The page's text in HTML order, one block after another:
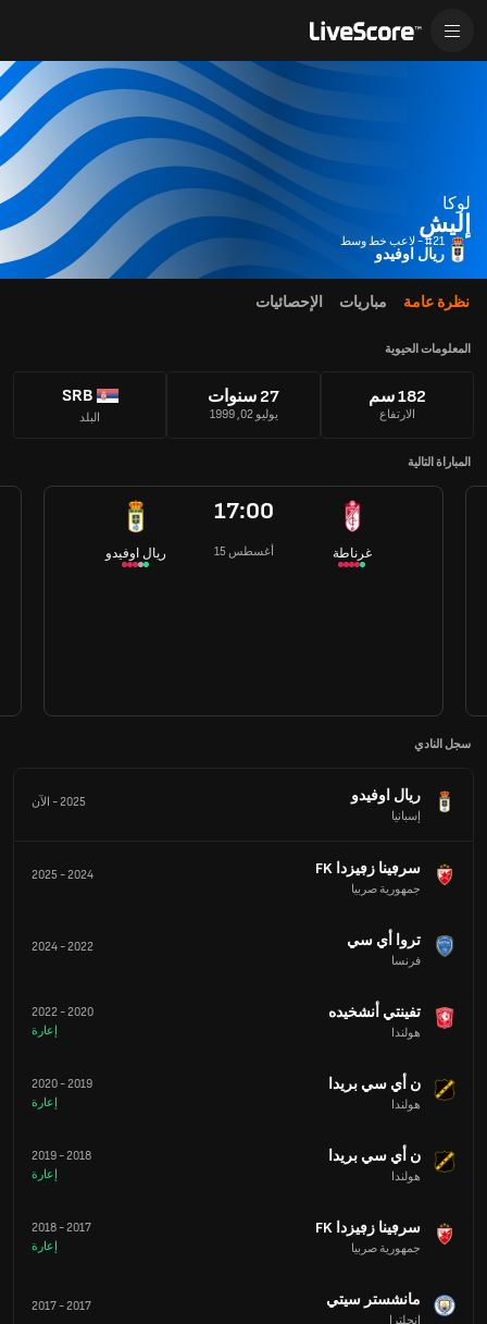
لوكا
إليش
#21 - لاعب خط وسط
ريال اوفيدو
نظرة عامة مباريات الإحصائيات
المعلومات الحيوية
182 سم
الارتفاع
27 سنوات
يوليو 02, 1999
SRB
البلد
المباراة التالية
ريال اوفيدو
17:00
15 أغسطس غرناطة
سجل النادي
ريال اوفيدو
إسبانيا
2025
- الآن
سرڢينا زڢيزدا FK
جمهورية صربيا
2024
-
2025
تروا أي سي
فرنسا
2022
-
2024
تفينتي أنشخيده
هولندا
2020
-
2022
إعارة
ن أي سي بريدا
هولندا
2019
-
2020
إعارة
ن أي سي بريدا
هولندا
2018
-
2019
إعارة
سرڢينا زڢيزدا FK
جمهورية صربيا
2017
-
2018
إعارة
مانشستر سيتي
إنجلترا
2017
-
2017